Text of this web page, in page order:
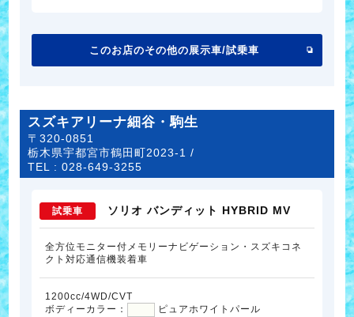
このお店のその他の展示車/試乗車
スズキアリーナ細谷・駒生
〒320-0851
栃木県宇都宮市鶴田町2023-1 /
TEL :028-649-3255
試乗車 ソリオ バンディット HYBRID MV
全方位モニター付メモリーナビゲーション・スズキコネ
クト対応通信機装着車
1200cc/4WD/CVT
ボディーカラー：
ピュアホワイトパール